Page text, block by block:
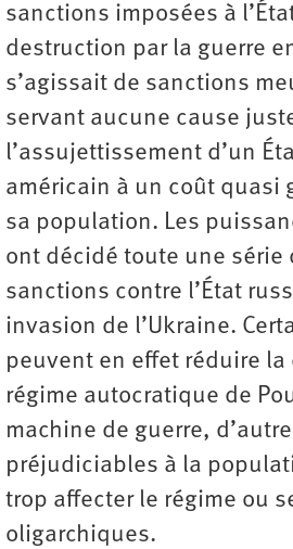
sanctions imposées à
destruction par la guerre
s’agissait de sanctions
servant aucune cause
l’assujettissement d’un
américain à un coût quasi
sa population. Les
ont décidé toute une série
sanctions contre l’État
invasion de l’Ukraine.
peuvent en effet réduire la
régime autocratique de
machine de guerre,
préjudiciables à la
trop affecter le régime ou
oligarchiques.